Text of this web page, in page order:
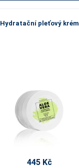
Hydratační pleťový krém
445 Kč